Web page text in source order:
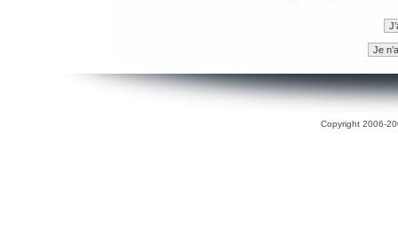
Copyright 2006-